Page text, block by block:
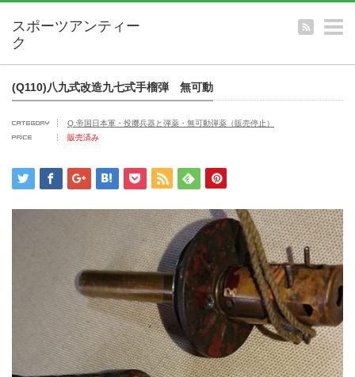
(Q110)八九式改造九七式手榴弾 無可動
Q.帝国日本軍・投擲兵器と弾薬・無可動弾薬（販売停止）
販売済み